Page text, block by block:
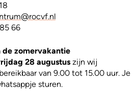
66
de zomervakantie
28 augustus zijn wij
van 9.00 tot 15.00 uur. Je
sturen.